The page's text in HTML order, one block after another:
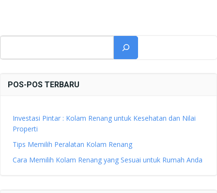
POS-POS TERBARU
Investasi Pintar : Kolam Renang untuk Kesehatan dan Nilai
Properti
Tips Memilih Peralatan Kolam Renang
Cara Memilih Kolam Renang yang Sesuai untuk Rumah Anda